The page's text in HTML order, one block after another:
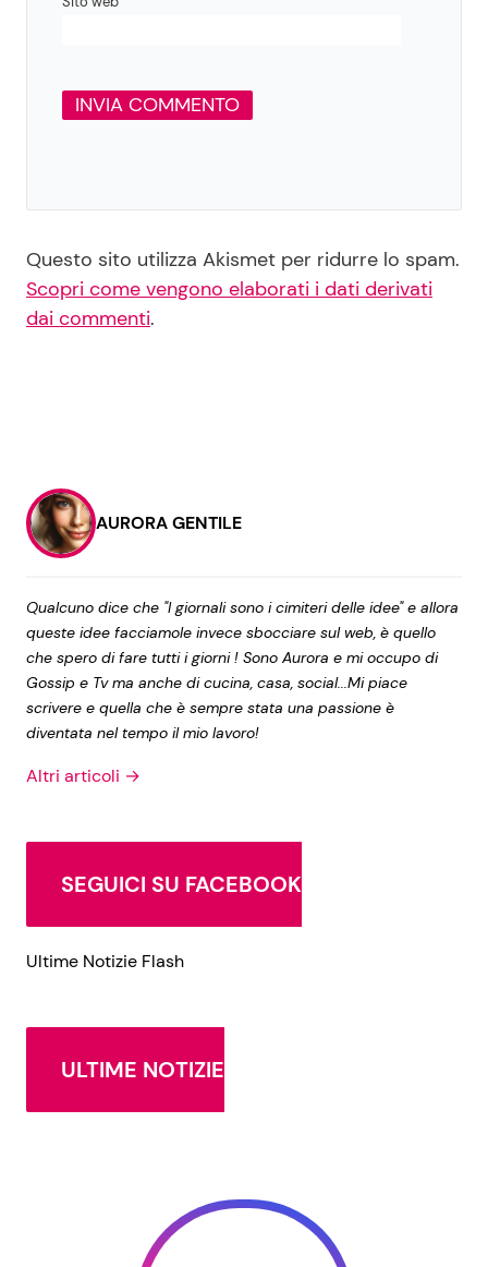
Questo sito utilizza Akismet per ridurre lo spam.
Scopri come vengono elaborati i dati derivati
dai commenti.
AURORA GENTILE
Qualcuno dice che "I giornali sono i cimiteri delle idee" e allora
queste idee facciamole invece sbocciare sul web, è quello
che spero di fare tutti i giorni ! Sono Aurora e mi occupo di
Gossip e Tv ma anche di cucina, casa, social...Mi piace
scrivere e quella che è sempre stata una passione è
diventata nel tempo il mio lavoro!
Altri articoli →
SEGUICI SU FACEBOOK
Ultime Notizie Flash
ULTIME NOTIZIE